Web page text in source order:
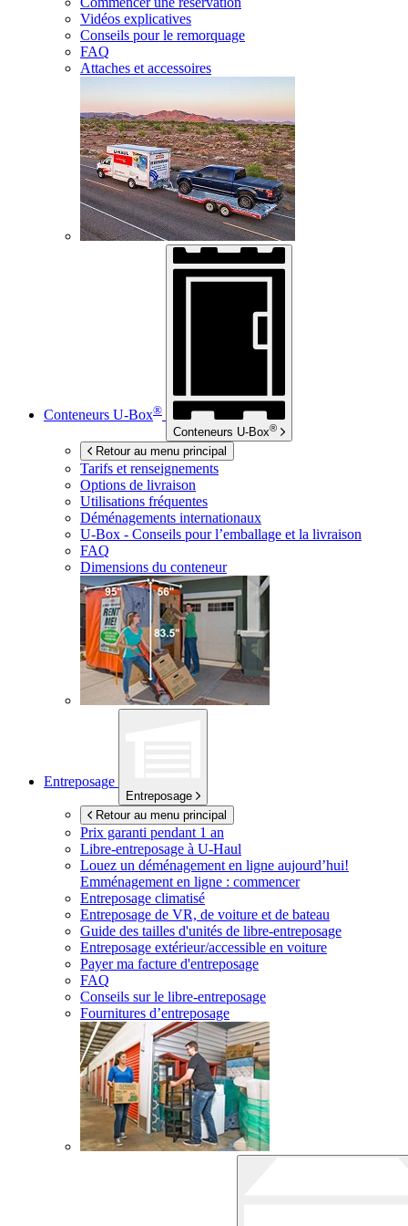
Vidéos explicatives
Conseils pour le remorquage
FAQ
Attaches et accessoires
Conteneurs U-Box®
Conteneurs U-Box®
Retour au menu principal
Tarifs et renseignements
Options de livraison
Utilisations fréquentes
Déménagements internationaux
U-Box - Conseils pour l’emballage et la livraison
FAQ
Dimensions du conteneur
Entreposage
Entreposage
Retour au menu principal
Prix garanti pendant 1 an
Libre-entreposage à U-Haul
Louez un déménagement en ligne aujourd’hui!
Emménagement en ligne : commencer
Entreposage climatisé
Entreposage de VR, de voiture et de bateau
Guide des tailles d'unités de libre-entreposage
Entreposage extérieur/accessible en voiture
Payer ma facture d'entreposage
FAQ
Conseils sur le libre-entreposage
Fournitures d’entreposage